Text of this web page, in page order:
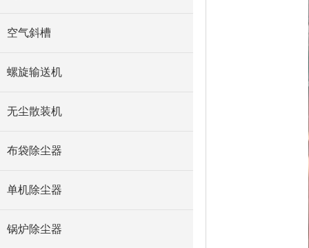
空气斜槽
螺旋输送机
无尘散装机
布袋除尘器
单机除尘器
锅炉除尘器